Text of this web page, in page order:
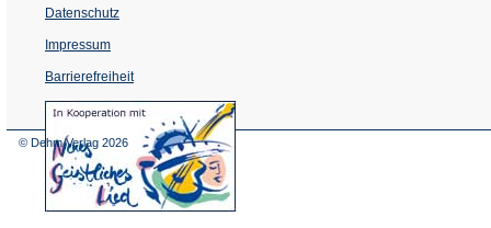
Datenschutz
Impressum
Barrierefreiheit
(Öffnet
in
© Dehm Verlag 2026